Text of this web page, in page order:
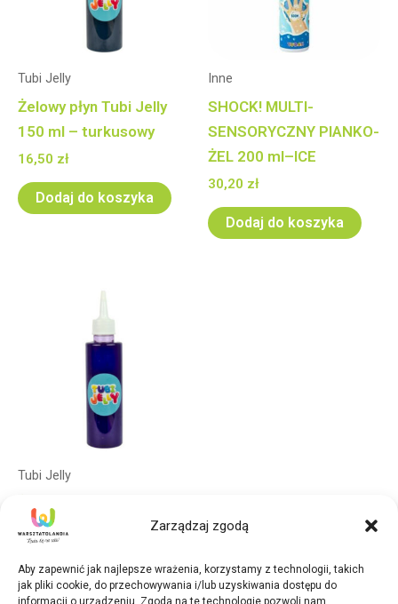
Zarządzaj zgodą
Aby zapewnić jak najlepsze wrażenia, korzystamy z technologii, takich
jak pliki cookie, do przechowywania i/lub uzyskiwania dostępu do
informacji o urządzeniu. Zgoda na te technologie pozwoli nam
Tubi Jelly
Żelowy płyn Tubi Jelly
150 ml – turkusowy
16,50 zł
Dodaj do koszyka
Inne
SHOCK! MULTI-
SENSORYCZNY PIANKO-
ŻEL 200 ml–ICE
30,20 zł
Dodaj do koszyka
Tubi Jelly
150 ml –fioletowy
Dodaj do koszyka